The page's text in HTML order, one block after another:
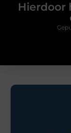
Hierdoor